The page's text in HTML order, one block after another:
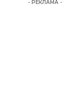
- РЕКЛАМА -